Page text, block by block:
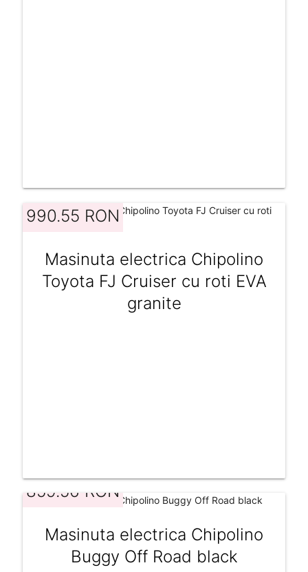
990.55 RON
Masinuta electrica Chipolino
Toyota FJ Cruiser cu roti EVA
granite
859.56 RON
Masinuta electrica Chipolino
Buggy Off Road black